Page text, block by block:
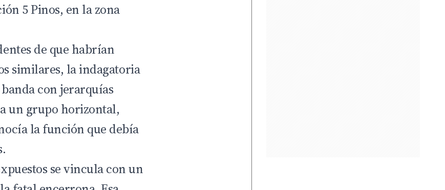
5 Pinos, en la zona
de que habrían
similares, la indagatoria
con jerarquías
un grupo horizontal,
la función que debía
se vincula con un